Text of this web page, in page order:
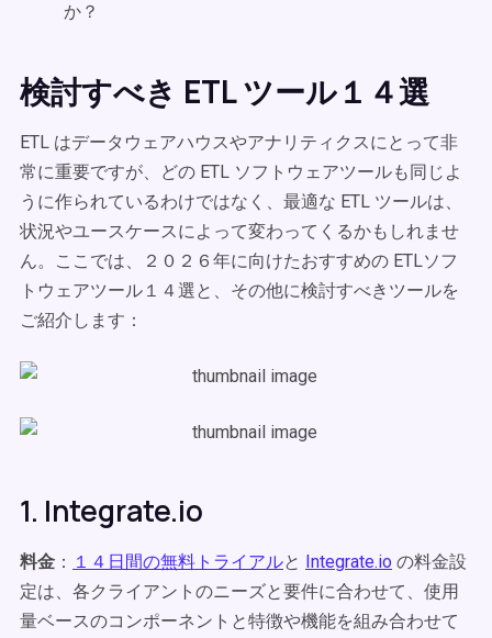
か？
検討すべき ETL ツール１４選
ETL はデータウェアハウスやアナリティクスにとって非
常に重要ですが、どの ETL ソフトウェアツールも同じよ
うに作られているわけではなく、最適な ETL ツールは、
状況やユースケースによって変わってくるかもしれませ
ん。ここでは、２０２６年に向けたおすすめの ETLソフ
トウェアツール１４選と、その他に検討すべきツールを
ご紹介します：
1. Integrate.io
料金 ： １４日間の無料トライアルと Integrate.io の料金設
定は、各クライアントのニーズと要件に合わせて、使用
量ベースのコンポーネントと特徴や機能を組み合わせて